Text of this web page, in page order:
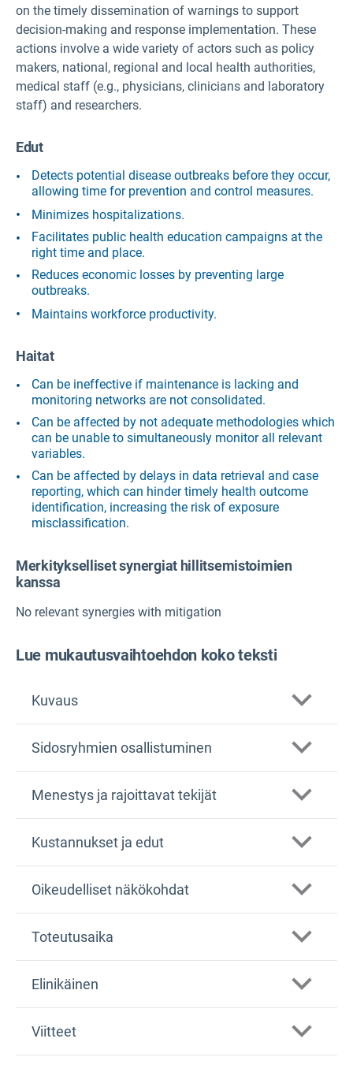
on the timely dissemination of warnings to support
decision-making and response implementation. These
actions involve a wide variety of actors such as policy
makers, national, regional and local health authorities,
medical staff (e.g., physicians, clinicians and laboratory
staff) and researchers.
Edut
Detects potential disease outbreaks before they occur,
allowing time for prevention and control measures.
Minimizes hospitalizations.
Facilitates public health education campaigns at the
right time and place.
Reduces economic losses by preventing large
outbreaks.
Maintains workforce productivity.
Haitat
Can be ineffective if maintenance is lacking and
monitoring networks are not consolidated.
Can be affected by not adequate methodologies which
can be unable to simultaneously monitor all relevant
variables.
Can be affected by delays in data retrieval and case
reporting, which can hinder timely health outcome
identification, increasing the risk of exposure
misclassification.
Merkitykselliset synergiat hillitsemistoimien
kanssa
No relevant synergies with mitigation
Lue mukautusvaihtoehdon koko teksti
Kuvaus
Sidosryhmien osallistuminen
Menestys ja rajoittavat tekijät
Kustannukset ja edut
Oikeudelliset näkökohdat
Toteutusaika
Elinikäinen
Viitteet